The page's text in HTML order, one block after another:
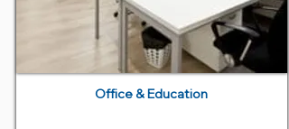
Office & Education